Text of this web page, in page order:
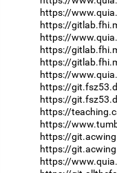
https://
https://
https://
https://
https://
https://
https://
https://
https://
https://
https://
https://
https://